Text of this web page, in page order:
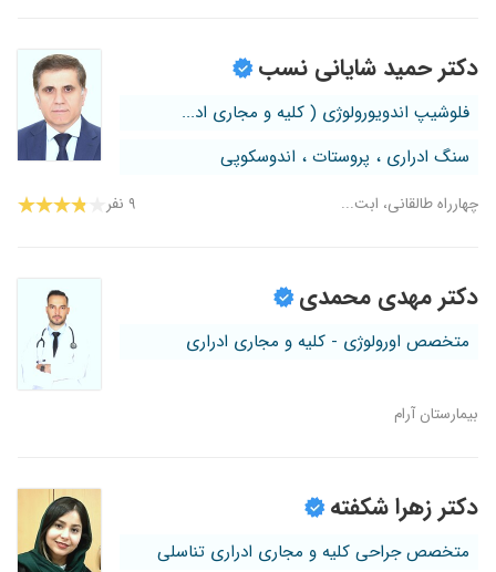
دکتر حمید شایانی نسب
فلوشیپ اندویورولوژی ( کلیه و مجاری اد...
سنگ ادراری ، پروستات ، اندوسکوپی
چهارراه طالقانی، ابت... ۹ نفر
دکتر مهدی محمدی
متخصص اورولوژی - کلیه و مجاری ادراری
بیمارستان آرام
دکتر زهرا شکفته
متخصص جراحی کلیه و مجاری ادراری تناسلی